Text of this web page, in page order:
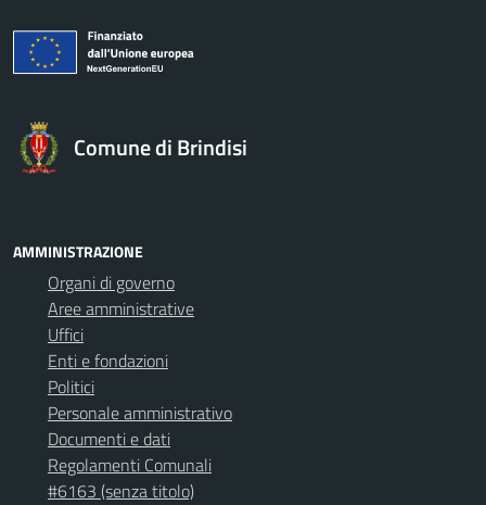
Comune di Brindisi
AMMINISTRAZIONE
Organi di governo
Aree amministrative
Uffici
Enti e fondazioni
Politici
Personale amministrativo
Documenti e dati
Regolamenti Comunali
#6163 (senza titolo)